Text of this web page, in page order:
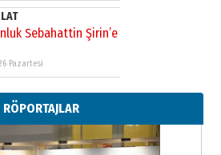
Sebahattin Şirin’e
Pazartesi
Yeri
RÖPORTAJLAR